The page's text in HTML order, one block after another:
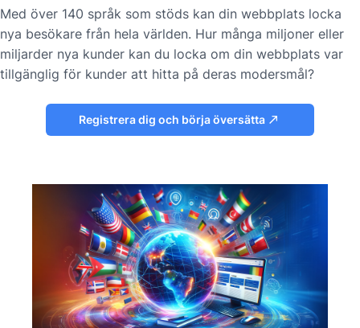
Med över 140 språk som stöds kan din webbplats locka
nya besökare från hela världen. Hur många miljoner eller
miljarder nya kunder kan du locka om din webbplats var
tillgänglig för kunder att hitta på deras modersmål?
Registrera dig och börja översätta